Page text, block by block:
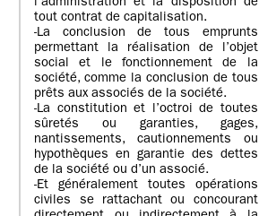
l’administration et la disposition de
tout contrat de capitalisation.
-La conclusion de tous emprunts
permettant la réalisation de l’objet
social et le fonctionnement de la
société, comme la conclusion de tous
prêts aux associés de la société.
-La constitution et l’octroi de toutes
sûretés ou garanties, gages,
nantissements, cautionnements ou
hypothèques en garantie des dettes
de la société ou d’un associé.
-Et généralement toutes opérations
civiles se rattachant ou concourant